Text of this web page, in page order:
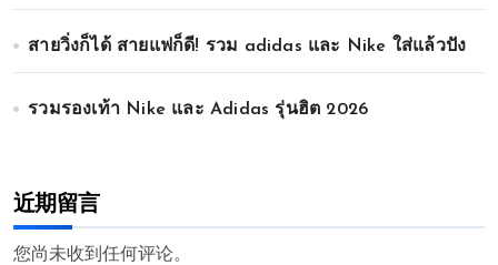
สายวิ่งก็ได้ สายแฟก็ดี! รวม adidas และ Nike ใส่แล้วปัง
รวมรองเท้า Nike และ Adidas รุ่นฮิต 2026
近期留言
您尚未收到任何评论。